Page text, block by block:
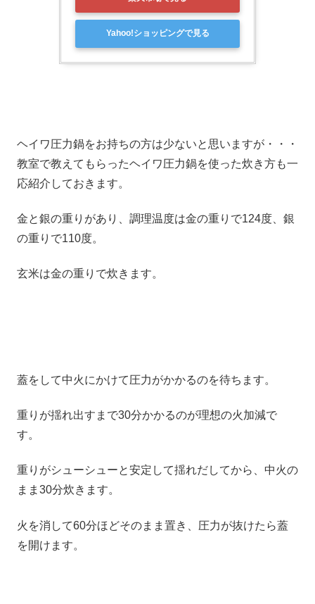
Yahoo!ショッピングで見る
ヘイワ圧力鍋をお持ちの方は少ないと思いますが・・・
教室で教えてもらったヘイワ圧力鍋を使った炊き方も一
応紹介しておきます。
金と銀の重りがあり、調理温度は金の重りで124度、銀
の重りで110度。
玄米は金の重りで炊きます。
蓋をして中火にかけて圧力がかかるのを待ちます。
重りが揺れ出すまで30分かかるのが理想の火加減で
す。
重りがシューシューと安定して揺れだしてから、中火の
まま30分炊きます。
火を消して60分ほどそのまま置き、圧力が抜けたら蓋
を開けます。